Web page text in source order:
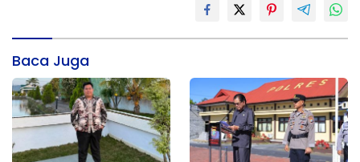
Baca Juga